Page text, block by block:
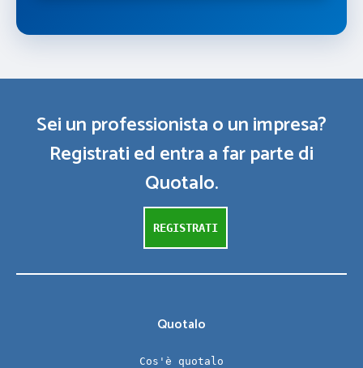
Sei un professionista o un impresa?
Registrati ed entra a far parte di
Quotalo.
REGISTRATI
Quotalo
Cos'è quotalo